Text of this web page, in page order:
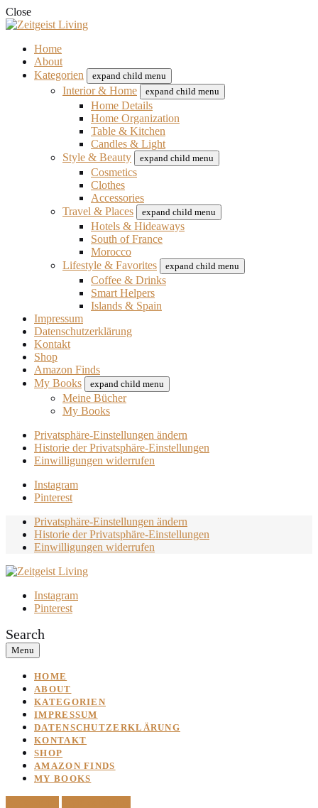
Close
Home
About
Kategorien
expand child menu
Interior & Home expand child menu
Home Details
Home Organization
Table & Kitchen
Candles & Light
Style & Beauty
expand child menu
Cosmetics
Clothes
Accessories
Travel & Places
expand child menu
Hotels & Hideaways
South of France
Morocco
Lifestyle & Favorites
expand child menu
Coffee & Drinks
Smart Helpers
Islands & Spain
Impressum
Datenschutzerklärung
Kontakt
Shop
Amazon Finds
My Books
expand child menu
Meine Bücher
My Books
Privatsphäre-Einstellungen ändern
Historie der Privatsphäre-Einstellungen
Einwilligungen widerrufen
Instagram
Pinterest
Privatsphäre-Einstellungen ändern
Historie der Privatsphäre-Einstellungen
Einwilligungen widerrufen
Instagram
Pinterest
Search
Menu
HOME
ABOUT
KATEGORIEN
IMPRESSUM
DATENSCHUTZERKLÄRUNG
KONTAKT
SHOP
AMAZON FINDS
MY BOOKS